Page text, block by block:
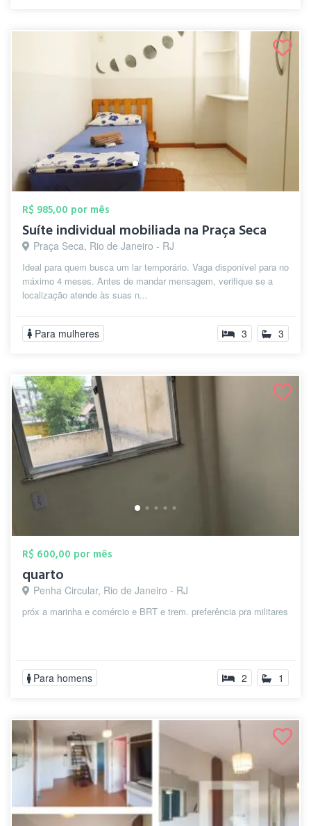
R$ 985,00 por mês
Suíte individual mobiliada na Praça Seca
Praça Seca, Rio de Janeiro - RJ
Ideal para quem busca um lar temporário. Vaga disponível para no
máximo 4 meses. Antes de mandar mensagem, verifique se a
localização atende às suas n...
Para mulheres 3 3
R$ 600,00 por mês
quarto
Penha Circular, Rio de Janeiro - RJ
próx a marinha e comércio e BRT e trem. preferência pra militares
Para homens 2 1